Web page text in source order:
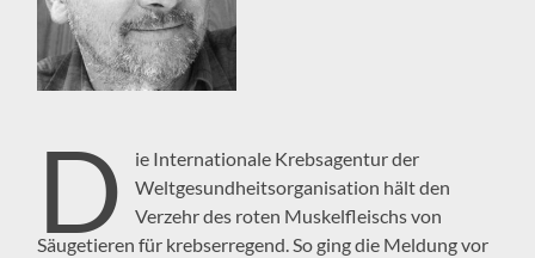
D
ie Internationale Krebsagentur der
Weltgesundheitsorganisation hält den
Verzehr des roten Muskelfleischs von
Säugetieren für krebserregend. So ging die Meldung vor